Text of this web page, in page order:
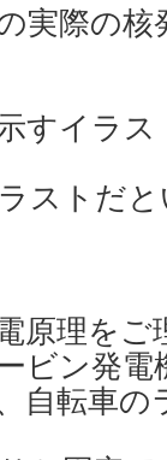
実際の核
すイラ
ストだ
原理を
ビン発
自転車